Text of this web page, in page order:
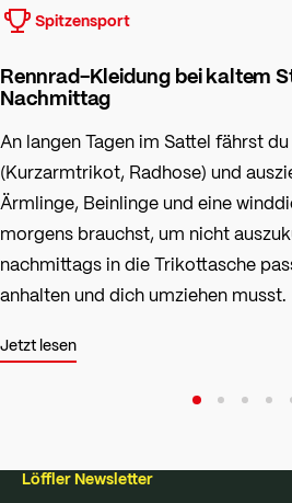
Spitzensport
Rennrad-Kleidung bei kaltem
Nachmittag
An langen Tagen im Sattel fährst
(Kurzarmtrikot, Radhose) und
Ärmlinge, Beinlinge und eine
morgens brauchst, um nicht
nachmittags in die Trikottasche
anhalten und dich umziehen musst.
Jetzt lesen
Löffler Newsletter